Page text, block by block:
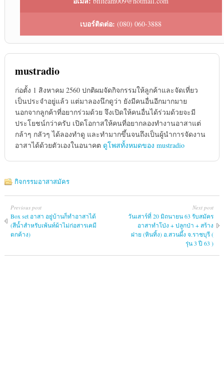
เบอร์ติดต่อ: (080) 060-3888
mustradio
ก่อตั้ง 1 สิงหาคม 2560 ปกติผมจัดกิจกรรมให้ลูกค้าและจัดเที่ยว
เป็นประจำอยู่แล้ว แต่มาลองนึกดูว่า ยังมีคนอื่นอีกมากมาย
นอกจากลูกค้าที่อยากร่วมด้วย จึงเปิดให้คนอื่นได้ร่วมด้วยจะมี
ประโยชน์กว่าครับ เปิดโอกาสให้คนที่อยากลองทำงานอาสาแต่
กล้าๆ กลัวๆ ได้ลองทำดู และทำมากขึ้นจนถึงเป็นผู้นำการจัดงาน
อาสาได้ด้วยตัวเองในอนาคต ดูโพสทั้งหมดของ mustradio
กิจกรรมอาสาสมัคร
Previous post
Box set อาสา อยู่บ้านก็ทำอาสาได้
(สีน้ำสำหรับเพ้นท์ผ้าไม่ก่อสารเคมี
ตกค้าง)
Next post
วันเสาร์ที่ 20 มิถนายน 63 รับสมัคร
อาสาทำโป่ง + ปลูกป่า + สร้าง
ฝาย (หินทิ้ง) อ.สวนผึ้ง จ.ราชบุรี (
รุ่น 3 ปี 63 )